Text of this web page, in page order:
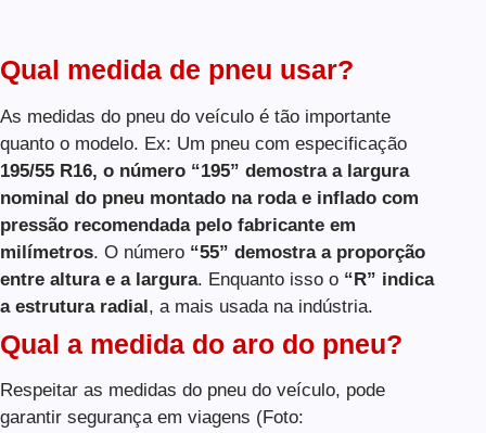
Qual medida de pneu usar?
As medidas do pneu do veículo é tão importante
quanto o modelo. Ex: Um pneu com especificação
195/55 R16, o número “195” demostra a largura
nominal do pneu montado na roda e inflado com
pressão recomendada pelo fabricante em
milímetros. O número “55” demostra a proporção
entre altura e a largura. Enquanto isso o “R” indica
a estrutura radial, a mais usada na indústria.
Qual a medida do aro do pneu?
Respeitar as medidas do pneu do veículo, pode
garantir segurança em viagens (Foto: